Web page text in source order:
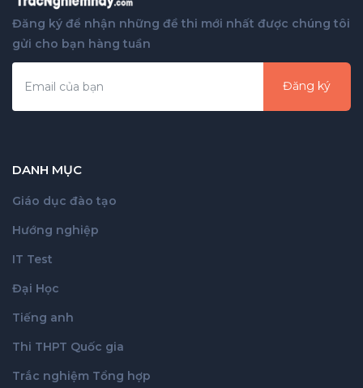
Đăng ký để nhận những đề thi mới nhất được chúng tôi
gửi cho bạn hàng tuần
Đăng ký
DANH MỤC
Giáo dục đào tạo
Hướng nghiệp
IT Test
Đại Học
Tiếng anh
Thi THPT Quốc gia
Trắc nghiệm Tổng hợp